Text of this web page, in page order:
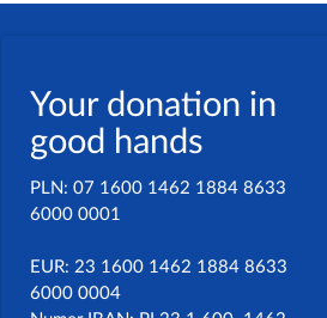
Your donation in
good hands
PLN: 07 1600 1462 1884 8633
6000 0001
EUR: 23 1600 1462 1884 8633
6000 0004